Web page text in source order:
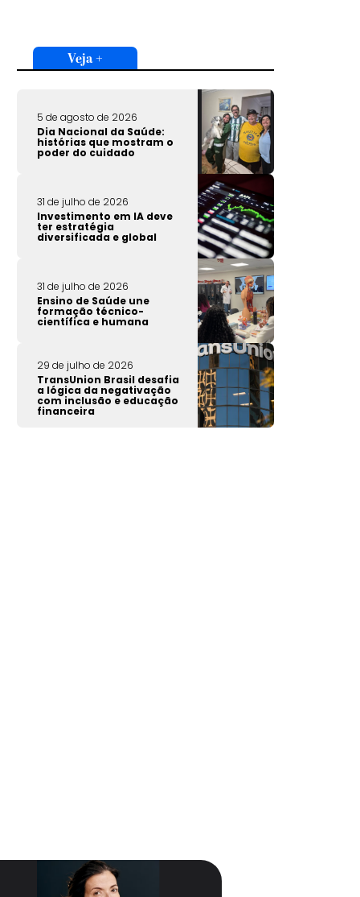
Veja +
5 de agosto de 2026
Dia Nacional da Saúde:
histórias que mostram o
poder do cuidado
31 de julho de 2026
Investimento em IA deve
ter estratégia
diversificada e global
31 de julho de 2026
Ensino de Saúde une
formação técnico-
científica e humana
29 de julho de 2026
TransUnion Brasil desafia
a lógica da negativação
com inclusão e educação
financeira